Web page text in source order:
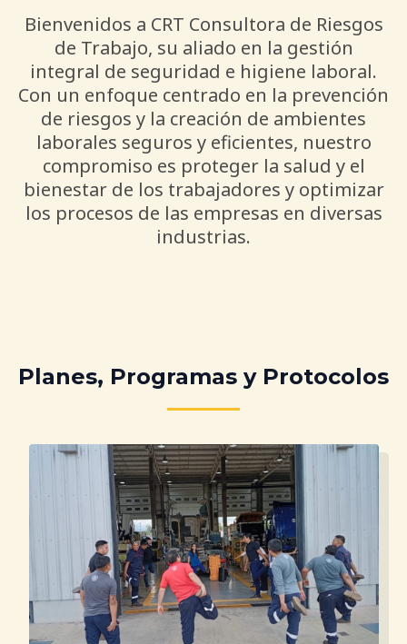
Bienvenidos a CRT Consultora de Riesgos
de Trabajo, su aliado en la gestión
integral de seguridad e higiene laboral.
Con un enfoque centrado en la prevención
de riesgos y la creación de ambientes
laborales seguros y eficientes, nuestro
compromiso es proteger la salud y el
bienestar de los trabajadores y optimizar
los procesos de las empresas en diversas
industrias.
Planes, Programas y Protocolos